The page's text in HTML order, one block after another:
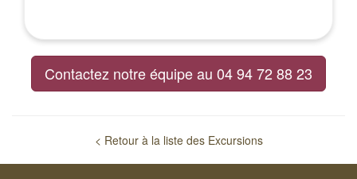
Contactez notre équipe au 04 94 72 88 23
< Retour à la liste des Excursions